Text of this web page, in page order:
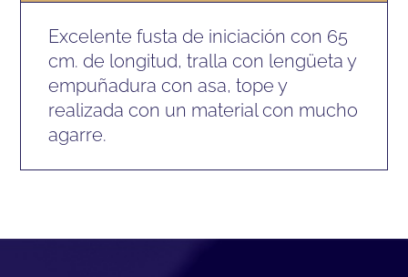
Excelente fusta de iniciación con 65
cm. de longitud, tralla con lengüeta y
empuñadura con asa, tope y
realizada con un material con mucho
agarre.